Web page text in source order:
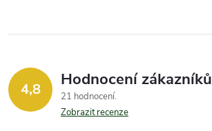
k
y
v 4,8 Hodnocení zákazníků
21 hodnocení
Zobrazit recenze